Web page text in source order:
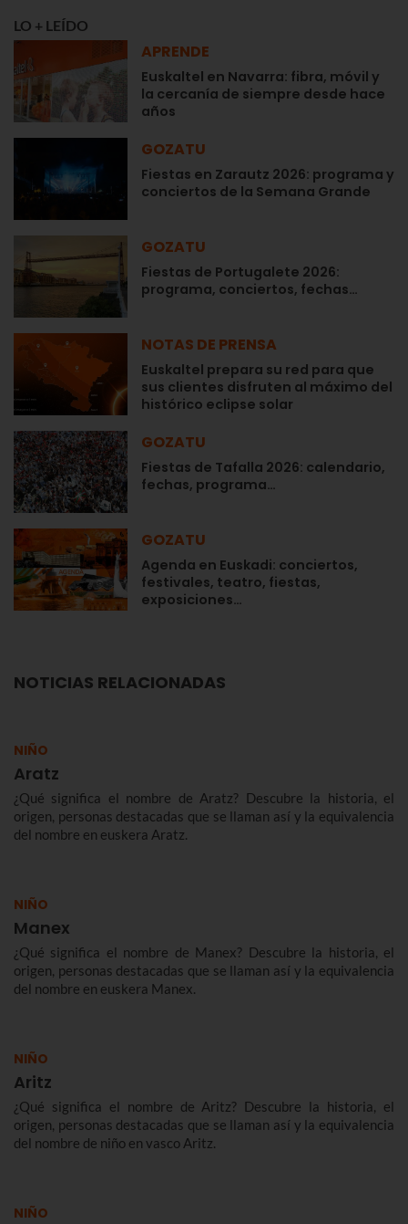
LO + LEÍDO
APRENDE
Euskaltel en Navarra: fibra, móvil y
la cercanía de siempre desde hace
años
GOZATU
Fiestas en Zarautz 2026: programa y
conciertos de la Semana Grande
GOZATU
Fiestas de Portugalete 2026:
programa, conciertos, fechas…
NOTAS DE PRENSA
Euskaltel prepara su red para que
sus clientes disfruten al máximo del
histórico eclipse solar
GOZATU
Fiestas de Tafalla 2026: calendario,
fechas, programa…
GOZATU
Agenda en Euskadi: conciertos,
festivales, teatro, fiestas,
exposiciones…
NOTICIAS RELACIONADAS
NIÑO
Aratz
¿Qué significa el nombre de Aratz? Descubre la historia, el
origen, personas destacadas que se llaman así y la equivalencia
del nombre en euskera Aratz.
NIÑO
Manex
¿Qué significa el nombre de Manex? Descubre la historia, el
origen, personas destacadas que se llaman así y la equivalencia
del nombre en euskera Manex.
NIÑO
Aritz
¿Qué significa el nombre de Aritz? Descubre la historia, el
origen, personas destacadas que se llaman así y la equivalencia
del nombre de niño en vasco Aritz.
NIÑO